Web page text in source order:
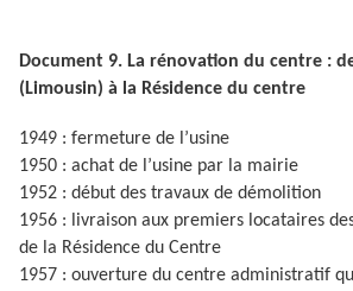
Document 9. La rénovation du centre :
(Limousin) à la Résidence du centre
1949 : fermeture de l’usine
1950 : achat de l’usine par la mairie
1952 : début des travaux de démolition
1956 : livraison aux premiers locataires
de la Résidence du Centre
1957 : ouverture du centre administratif